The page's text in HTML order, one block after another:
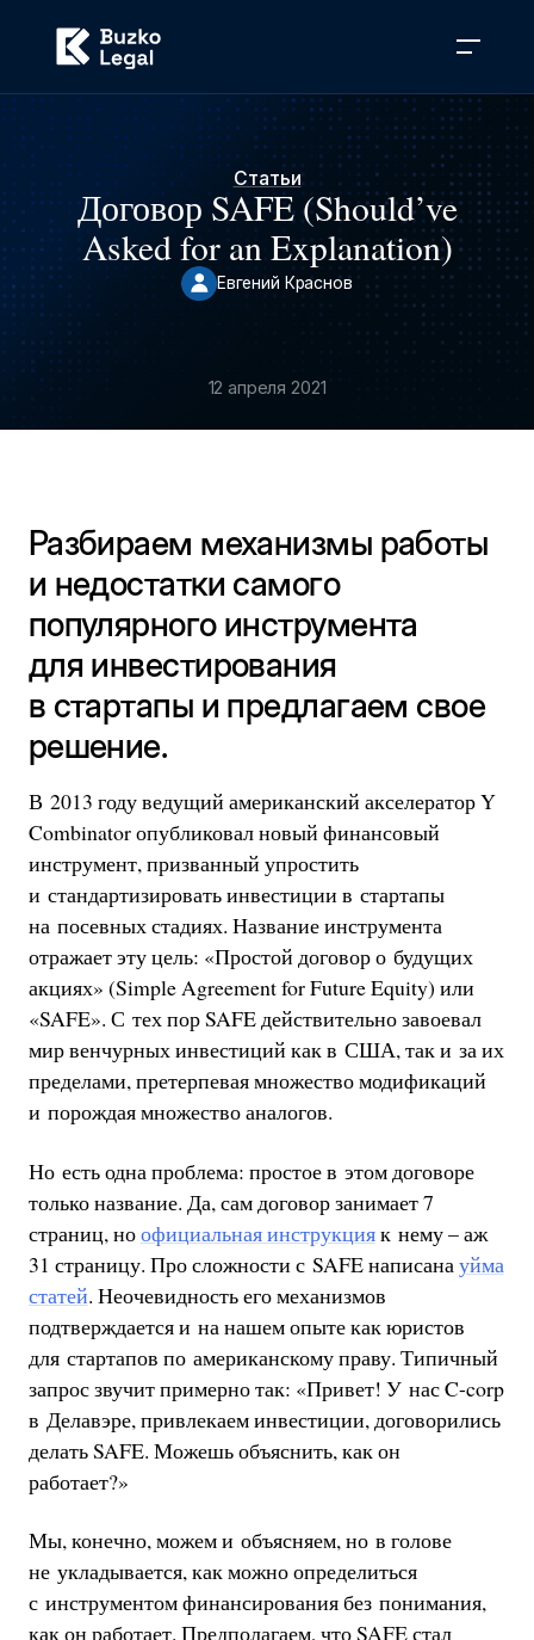
Статьи
Договор SAFE (Should’ve
Asked for an Explanation)
Евгений Краснов
12 апреля 2021
Разбираем механизмы работы
и недостатки самого
популярного инструмента
для инвестирования
в стартапы и предлагаем свое
решение.
В 2013 году ведущий американский акселератор Y
Combinator опубликовал новый финансовый
инструмент, призванный упростить
и стандартизировать инвестиции в стартапы
на посевных стадиях. Название инструмента
отражает эту цель: «Простой договор о будущих
акциях» (Simple Agreement for Future Equity) или
«SAFE». С тех пор SAFE действительно завоевал
мир венчурных инвестиций как в США, так и за их
пределами, претерпевая множество модификаций
и порождая множество аналогов.
Но есть одна проблема: простое в этом договоре
только название. Да, сам договор занимает 7
страниц, ноофициальная инструкцияк нему – аж
31 страницу. Про сложности с SAFE написанауйма
статей. Неочевидность его механизмов
подтверждается и на нашем опыте как юристов
для стартапов по американскому праву. Типичный
запрос звучит примерно так: «Привет! У нас C-corp
в Делавэре, привлекаем инвестиции, договорились
делать SAFE. Можешь объяснить, как он
работает?»
Мы, конечно, можем и объясняем, но в голове
не укладывается, как можно определиться
с инструментом финансирования без понимания,
как он работает. Предполагаем, что SAFE стал